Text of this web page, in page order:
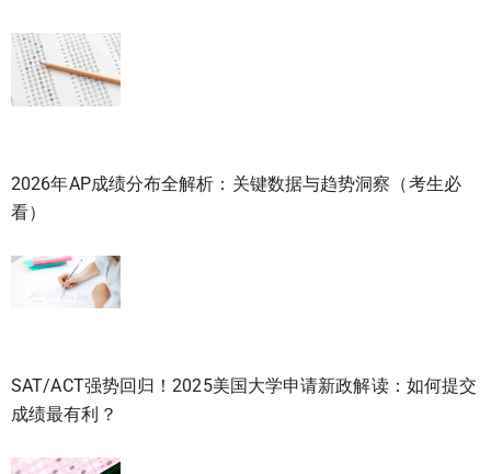
2026年AP成绩分布全解析：关键数据与趋势洞察（考生必
看）
SAT/ACT强势回归！2025美国大学申请新政解读：如何提交
成绩最有利？